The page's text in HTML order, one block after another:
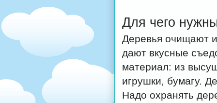
Для чего
Деревья очищают
дают вкусные
материал: из
игрушки, бумагу.
Надо охранять